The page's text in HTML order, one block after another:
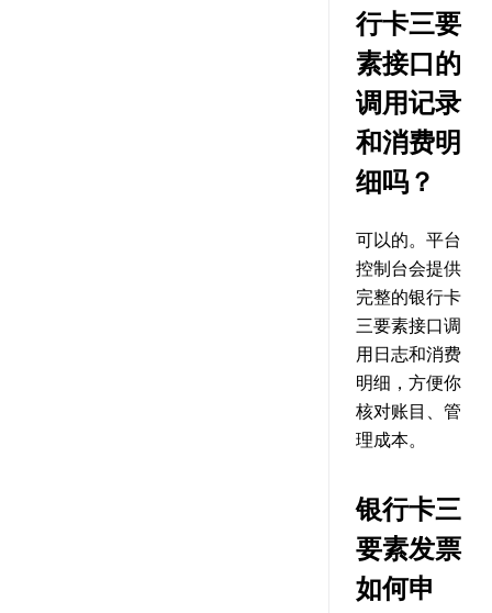
行卡三要
素接口的
调用记录
和消费明
细吗？
可以的。平台
控制台会提供
完整的银行卡
三要素接口调
用日志和消费
明细，方便你
核对账目、管
理成本。
银行卡三
要素发票
如何申